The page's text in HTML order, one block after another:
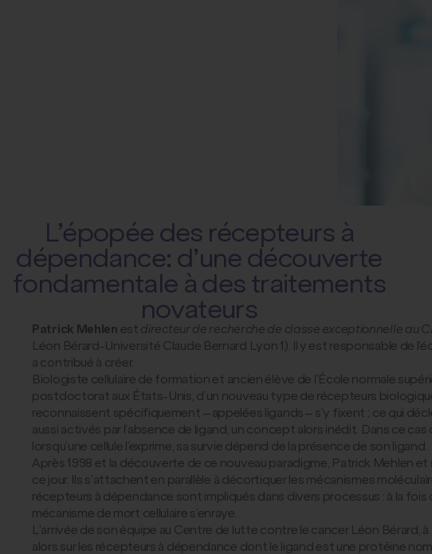
L’épopée des récepteurs à
dépendance : d’une découverte
fondamentale à des traitements
novateurs
Patrick Mehlen est directeur de recherche de classe exceptionnelle au
Léon Bérard-Université Claude Bernard Lyon 1). Il y est responsable de
a contribué à créer.
Biologiste cellulaire de formation et ancien élève de l’École normale
postdoctorat aux États-Unis, d’un nouveau type de récepteurs
reconnaissent spécifiquement – appelées ligands – s’y fixent ; ce qui
aussi activés par l’absence de ligand, un concept alors inédit. Dans ce cas
lorsqu’une cellule l’exprime, sa survie dépend de la présence de son ligand.
Après 1998 et la découverte de ce nouveau paradigme, Patrick Mehlen
ce jour. Ils s’attachent en parallèle à décortiquer les mécanismes
récepteurs à dépendance sont impliqués dans divers processus : à la
mécanisme de mort cellulaire s’enraye.
L’arrivée de son équipe au Centre de lutte contre le cancer Léon Bérard,
alors sur les récepteurs à dépendance dont le ligand est une protéine